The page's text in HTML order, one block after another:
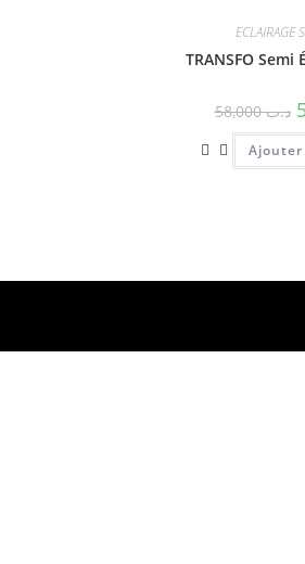
ECLAIRAGE
TRANSFO Semi
د.ت58,000